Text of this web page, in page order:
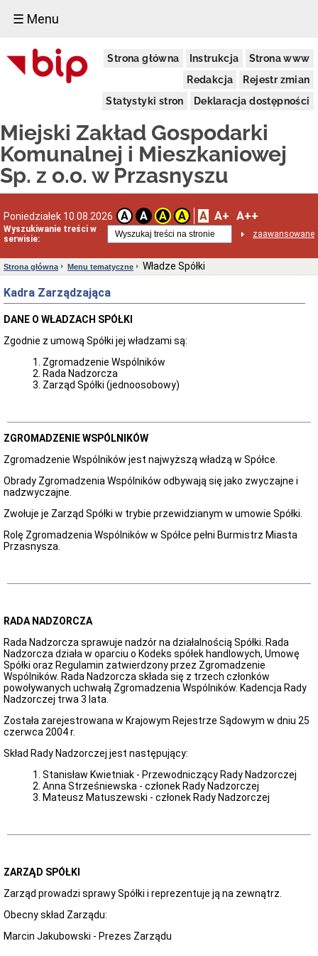
☰ Menu
Strona główna Instrukcja
Strona www
Redakcja
Rejestr zmian
Statystyki stron
Deklaracja dostępności
Miejski Zakład Gospodarki
Komunalnej i Mieszkaniowej
Sp. z o.o. w Przasnyszu
Poniedziałek 10.08.2026 A A A A A A+ A++
Wyszukiwanie treści w
serwisie:
zaawansowane
tematyczne
Informacje
Struktura
organizacyjna
Władze
Spółki
Przedmiot
Budżet
Majątek
publiczne
do
2020
roku
Zamówienia
od
Skargi
Publicznej
Redakcja
Instrukcja
korzystania
z
BIP
Dostęp
do
Strona główna Menu tematyczne Władze Spółki
Kadra Zarządzająca
DANE O WŁADZACH SPÓŁKI
Zgodnie z umową Spółki jej władzami są:
Zgromadzenie Wspólników
Rada Nadzorcza
Zarząd Spółki (jednoosobowy)
ZGROMADZENIE WSPÓLNIKÓW
Zgromadzenie Wspólników jest najwyższą władzą w Spółce.
Obrady Zgromadzenia Wspólników odbywają się jako zwyczajne i
nadzwyczajne.
Zwołuje je Zarząd Spółki w trybie przewidzianym w umowie Spółki.
Rolę Zgromadzenia Wspólników w Spółce pełni Burmistrz Miasta
Przasnysza.
RADA NADZORCZA
Rada Nadzorcza sprawuje nadzór na działalnością Spółki. Rada
Nadzorcza działa w oparciu o Kodeks spółek handlowych, Umowę
Spółki oraz Regulamin zatwierdzony przez Zgromadzenie
Wspólników. Rada Nadzorcza składa się z trzech członków
powoływanych uchwałą Zgromadzenia Wspólników. Kadencja Rady
Nadzorczej trwa 3 lata.
Została zarejestrowana w Krajowym Rejestrze Sądowym w dniu 25
czerwca 2004 r.
Skład Rady Nadzorczej jest następujący:
Stanisław Kwietniak - Przewodniczący Rady Nadzorczej
Anna Strześniewska - członek Rady Nadzorczej
Mateusz Matuszewski - członek Rady Nadzorczej
ZARZĄD SPÓŁKI
Zarząd prowadzi sprawy Spółki i reprezentuje ją na zewnątrz.
Obecny skład Zarządu:
Marcin Jakubowski - Prezes Zarządu